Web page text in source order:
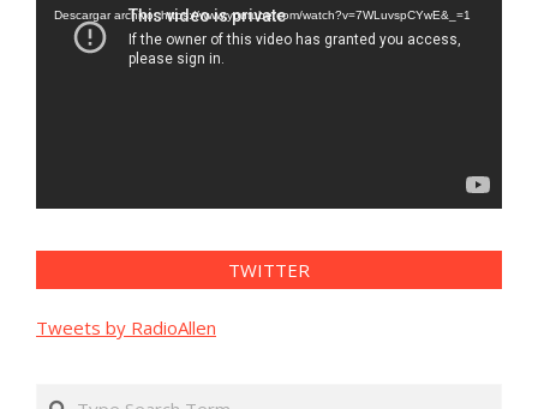
vídeo
Descargar archivo: https://www.youtube.com/watch?v=7WLuvspCYwE&_=1
TWITTER
Tweets by RadioAllen
Search